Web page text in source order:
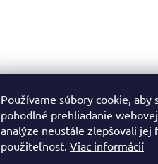
Používame súbory cookie, aby
pohodlné prehliadanie
analýze neustále zlepšovali jej
použiteľnosť. Viac informácií